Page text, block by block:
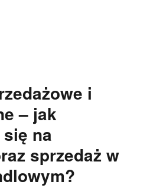
i
– jak
na
sprzedaż w